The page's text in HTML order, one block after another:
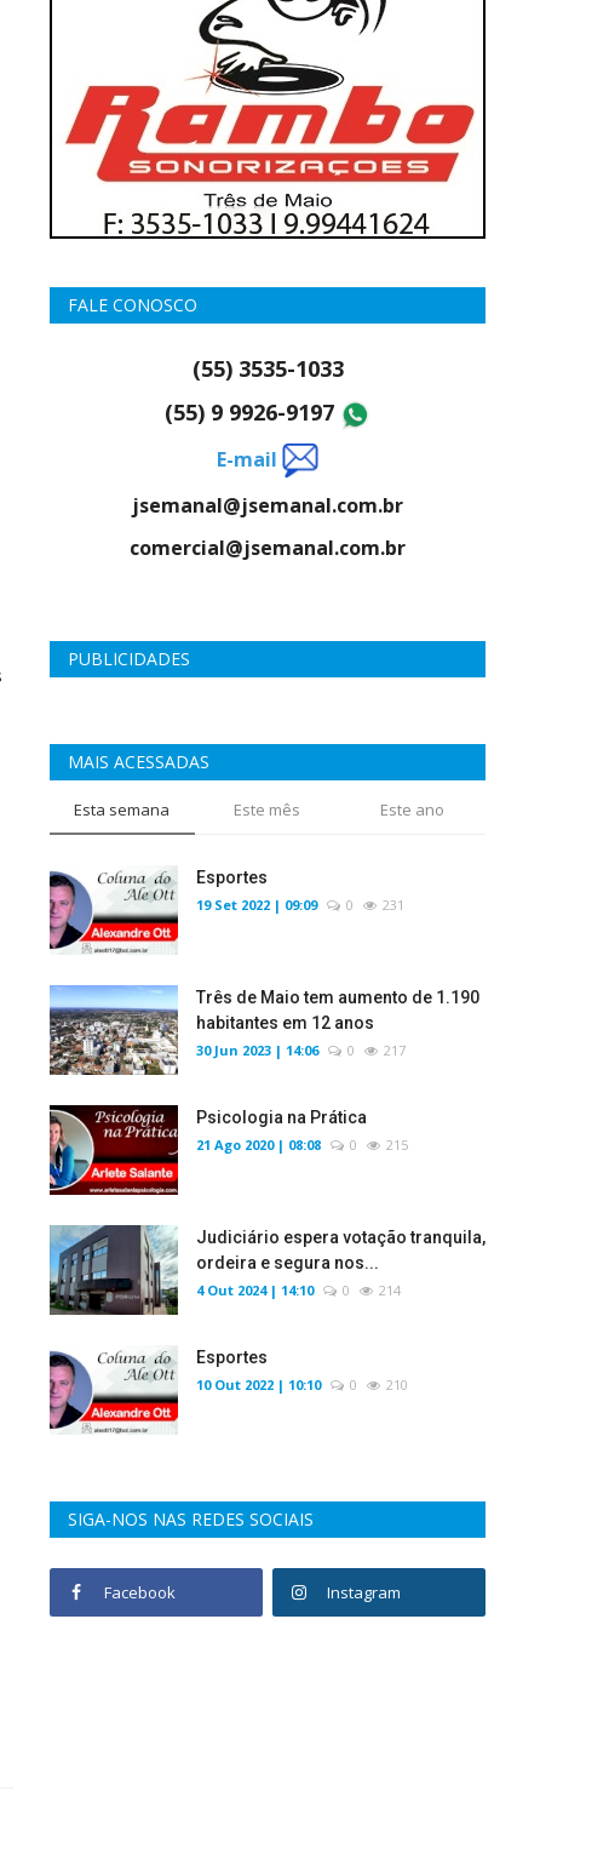
FALE CONOSCO
(55) 3535-1033
(55) 9 9926-9197
E-mail
jsemanal@jsemanal.com.br
comercial@jsemanal.com.br
PUBLICIDADES
MAIS ACESSADAS
Esta semana Este mês Este ano
Esportes
19 Set 2022 | 09:09 0 231
Três de Maio tem aumento de 1.190
habitantes em 12 anos
30 Jun 2023 | 14:06 0 217
Psicologia na Prática
21 Ago 2020 | 08:08 0 215
Judiciário espera votação tranquila,
ordeira e segura nos...
4 Out 2024 | 14:10 0 214
Esportes
10 Out 2022 | 10:10 0 210
SIGA-NOS NAS REDES SOCIAIS
Facebook Instagram